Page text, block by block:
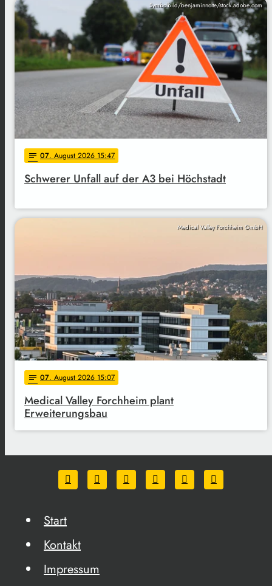
Symbolbild/benjaminnolte/stock.adobe.com
notes 07. August 2026 15:47
Schwerer Unfall auf der A3 bei Höchstadt
Medical Valley Forchheim GmbH
notes 07. August 2026 15:07
Medical Valley Forchheim plant
Erweiterungsbau
Start
Kontakt
Impressum